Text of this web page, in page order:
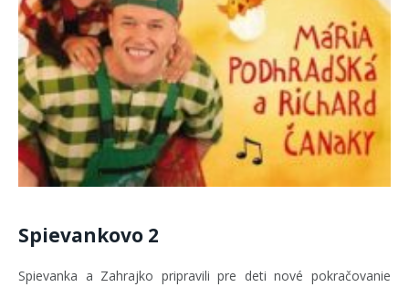
Spievankovo 2
Spievanka a Zahrajko pripravili pre deti nové pokračovanie